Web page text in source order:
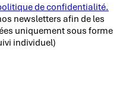
de confidentialité.
newsletters afin de les
uniquement sous forme
individuel)